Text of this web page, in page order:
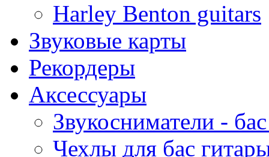
Harley Benton guitars
Звуковые карты
Рекордеры
Аксессуары
Звукосниматели -
Чехлы для бас